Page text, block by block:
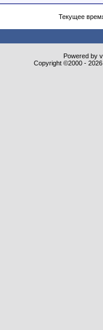
Текущее
Powered by
Copyright ©2000 -